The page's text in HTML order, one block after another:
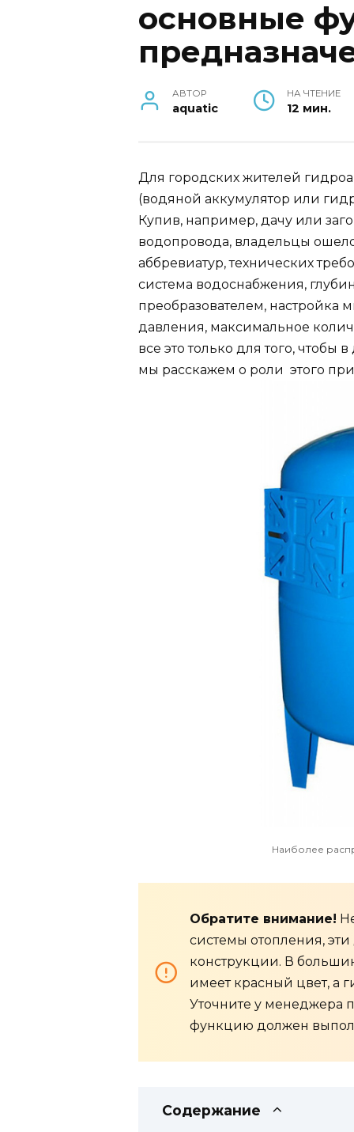
основные
АВТОР
aquatic
НА ЧТЕНИЕ
12 мин.
Для городских жителей
(водяной аккумулятор или
Купив, например, дачу или
водопровода, владельцы
аббревиатур, технических
система водоснабжения,
преобразователем, настройка
давления, максимальное
все это только для того, чтобы
мы расскажем о роли этого
Наиболее
Обратите внимание!
системы отопления,
конструкции. В
имеет красный цвет, а
Уточните у менеджера
функцию должен
Содержание